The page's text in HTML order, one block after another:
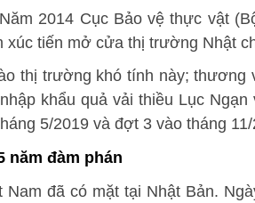
2014 Cục Bảo vệ thực vật
tiến mở cửa thị trường Nhật
thị trường khó tính này; thương
khẩu quả vải thiều Lục
5/2019 và đợt 3 vào tháng 11/
năm đàm phán
đã có mặt tại Nhật Bản.